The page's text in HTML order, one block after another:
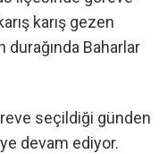
karış gezen
durağında Baharlar
seçildiği günden
devam ediyor.